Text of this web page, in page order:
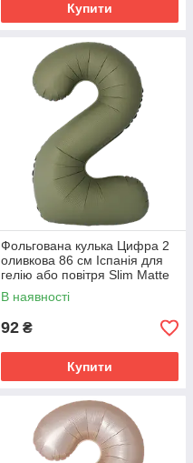
Купити
Фольгована кулька Цифра 2
оливкова 86 см Іспанія для
гелію або повітря Slim Matte
Olive Green 34"
В наявності
92 ₴
Купити